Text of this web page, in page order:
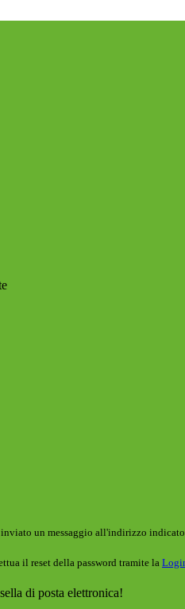
inviato un messaggio all'indirizzo
il reset della password tramite la
di posta elettronica!